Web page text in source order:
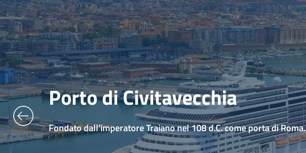
Porto di Civitavecchia
Fondato dall’imperatore Traiano nel 108 d.C. come porta di Roma.